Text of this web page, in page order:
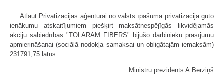
Atļaut Privatizācijas aģentūrai no valsts īpašuma privatizācijā gūto
ienākumu atskaitījumiem piešķirt maksātnespējīgās likvidējamās
akciju sabiedrības "TOLARAM FIBERS" bijušo darbinieku prasījumu
apmierināšanai (sociālā nodokļa samaksai un obligātajām iemaksām)
231791,75 latus.
Ministru prezidents A.Bērziņš